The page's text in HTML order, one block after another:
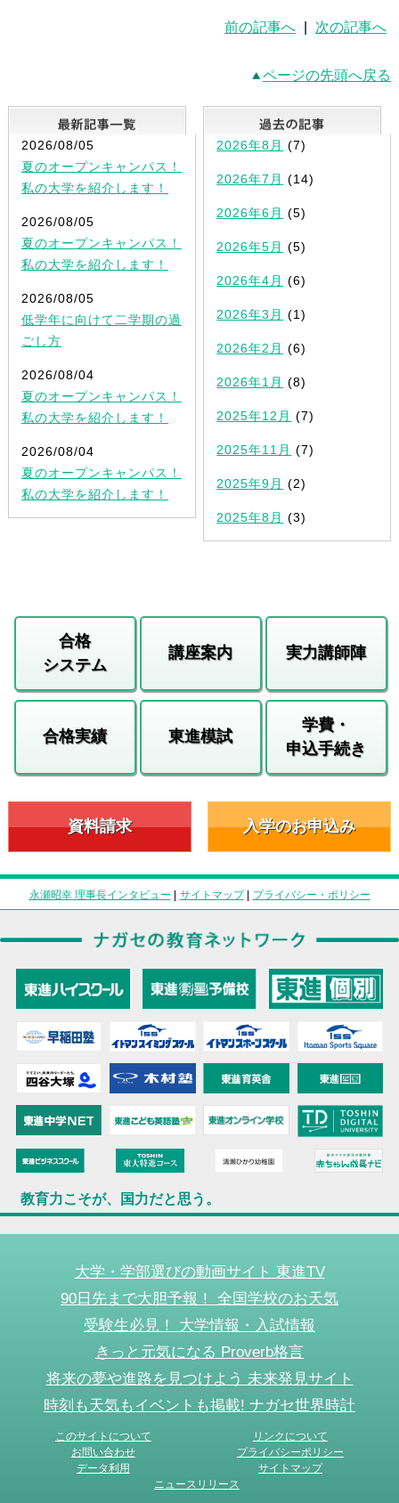
前の記事へ 次の記事へ
ページの先頭へ戻る
最新記事一覧
2026/08/05
夏のオープンキャンパス！
私の大学を紹介します！
2026/08/05
夏のオープンキャンパス！
私の大学を紹介します！
2026/08/05
低学年に向けて二学期の過
ごし方
2026/08/04
夏のオープンキャンパス！
私の大学を紹介します！
2026/08/04
夏のオープンキャンパス！
私の大学を紹介します！
2026年8月 (7)
2026年7月 (14)
2026年6月 (5)
2026年5月 (5)
2026年4月 (6)
2026年3月 (1)
2026年2月 (6)
2026年1月 (8)
2025年12月 (7)
2025年11月 (7)
2025年9月 (2)
2025年8月 (3)
合格
システム
講座案内 実力講師陣
合格実績 東進模試
学費・
申込手続き
資料請求 入学のお申込み
永瀬昭幸 理事長インタビュー | サイトマップ| プライバシー・ポリシー
教育力こそが、国力だと思う。
大学・学部選びの動画サイト 東進TV
90日先まで大胆予報！ 全国学校のお天気
受験生必見！ 大学情報・入試情報
きっと元気になる Proverb格言
将来の夢や進路を見つけよう 未来発見サイト
時刻も天気もイベントも掲載! ナガセ世界時計
このサイトについて
リンクについて
お問い合わせ
プライバシーポリシー
データ利用
サイトマップ
ニュースリリース